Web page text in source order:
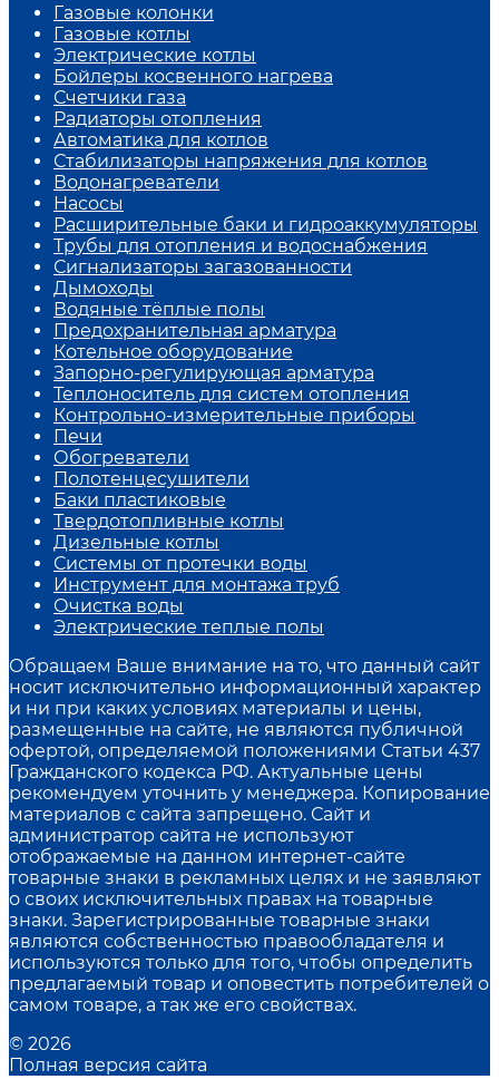
Газовые колонки
Газовые котлы
Электрические котлы
Бойлеры косвенного нагрева
Счетчики газа
Радиаторы отопления
Автоматика для котлов
Стабилизаторы напряжения для котлов
Водонагреватели
Насосы
Расширительные баки и гидроаккумуляторы
Трубы для отопления и водоснабжения
Сигнализаторы загазованности
Дымоходы
Водяные тёплые полы
Предохранительная арматура
Котельное оборудование
Запорно-регулирующая арматура
Теплоноситель для систем отопления
Контрольно-измерительные приборы
Печи
Обогреватели
Полотенцесушители
Баки пластиковые
Твердотопливные котлы
Дизельные котлы
Системы от протечки воды
Инструмент для монтажа труб
Очистка воды
Электрические теплые полы
Обращаем Ваше внимание на то, что данный сайт
носит исключительно информационный характер
и ни при каких условиях материалы и цены,
размещенные на сайте, не являются публичной
офертой, определяемой положениями Статьи 437
Гражданского кодекса РФ. Актуальные цены
рекомендуем уточнить у менеджера. Копирование
материалов с сайта запрещено. Сайт и
администратор сайта не используют
отображаемые на данном интернет-сайте
товарные знаки в рекламных целях и не заявляют
о своих исключительных правах на товарные
знаки. Зарегистрированные товарные знаки
являются собственностью правообладателя и
используются только для того, чтобы определить
предлагаемый товар и оповестить потребителей о
самом товаре, а так же его свойствах.
© 2026
Полная версия сайта